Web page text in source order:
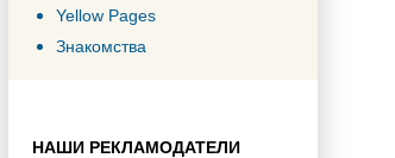
Yellow Pages
Знакомства
НАШИ РЕКЛАМОДАТЕЛИ